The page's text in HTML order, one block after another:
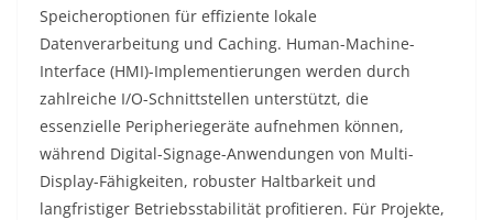
Speicheroptionen für effiziente lokale
Datenverarbeitung und Caching. Human-Machine-
Interface (HMI)-Implementierungen werden durch
zahlreiche I/O-Schnittstellen unterstützt, die
essenzielle Peripheriegeräte aufnehmen können,
während Digital-Signage-Anwendungen von Multi-
Display-Fähigkeiten, robuster Haltbarkeit und
langfristiger Betriebsstabilität profitieren. Für Projekte,